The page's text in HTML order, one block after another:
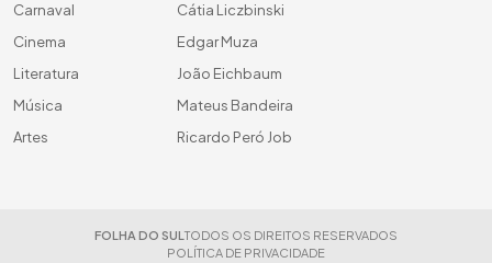
Carnaval
Cinema
Literatura
Música
Artes
Cátia Liczbinski
Edgar Muza
João Eichbaum
Mateus Bandeira
Ricardo Peró Job
FOLHA DO SUL TODOS OS DIREITOS RESERVADOS
POLÍTICA DE PRIVACIDADE